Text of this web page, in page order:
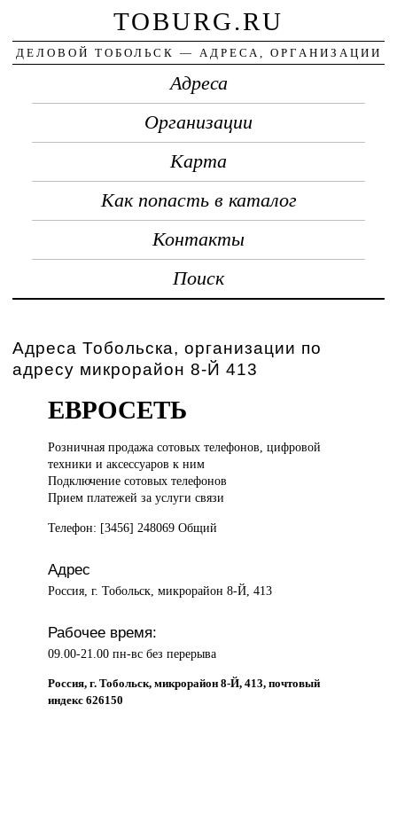
TOBURG.RU
ДЕЛОВОЙ ТОБОЛЬСК — АДРЕСА, ОРГАНИЗАЦИИ
Адреса
Организации
Карта
Как попасть в каталог
Контакты
Поиск
Адреса Тобольска, организации по
адресу микрорайон 8-Й 413
ЕВРОСЕТЬ
Розничная продажасотовых телефонов, цифровой
техники и аксессуаров к ним
Подключение сотовых телефонов
Прием платежей за услуги связи
Телефон: [3456] 248069 Общий
Адрес
Россия, г. Тобольск, микрорайон 8-Й, 413
Рабочее время:
09.00-21.00 пн-вс без перерыва
Россия, г. Тобольск, микрорайон 8-Й, 413, почтовый
индекс 626150